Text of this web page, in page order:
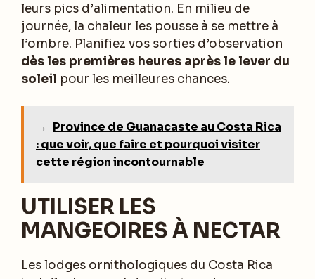
leurs pics d’alimentation. En milieu de
journée, la chaleur les pousse à se mettre à
l’ombre. Planifiez vos sorties d’observation
dès les premières heures après le lever du
soleil pour les meilleures chances.
→ Province de Guanacaste au Costa Rica
: que voir, que faire et pourquoi visiter
cette région incontournable
UTILISER LES
MANGEOIRES À NECTAR
Les lodges ornithologiques du Costa Rica